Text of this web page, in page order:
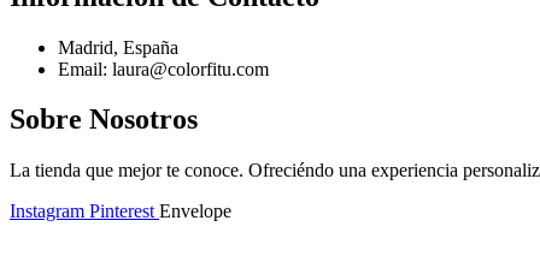
Madrid, España
Email: laura@colorfitu.com
Sobre Nosotros
La tienda que mejor te conoce. Ofreciéndo una experiencia
Instagram Pinterest Envelope